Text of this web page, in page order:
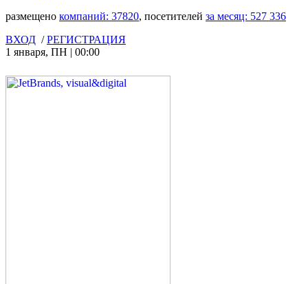
размещено компаний: 37820, посетителей за месяц: 527 336
ВХОД /РЕГИСТРАЦИЯ
1 января, ПН | 00:00